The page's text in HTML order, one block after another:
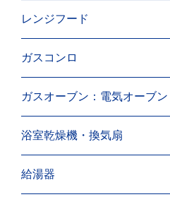
レンジフード
ガスコンロ
ガスオーブン：電気オーブン
浴室乾燥機・換気扇
給湯器